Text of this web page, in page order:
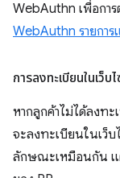
WebAuthn เพื่อกา
WebAuthn รายการ
การลงทะเบียนในเว็
หากลูกค้าไม่ได้ลงท
จะลงทะเบียนในเว็
ลักษณะเหมือนกัน แ